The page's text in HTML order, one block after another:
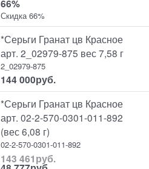
66%
Скидка 66%
*Серьги Гранат цв Красное
арт. 2_02979-875 вес 7,58 г
2_02979-875
144 000руб.
*Серьги Гранат цв Красное
арт. 02-2-570-0301-011-892
(вес 6,08 г)
02-2-570-0301-011-892
143 461руб.